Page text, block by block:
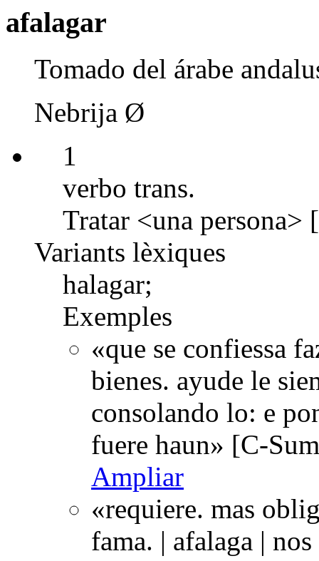
afalagar
Tomado del árabe
Nebrija Ø
1
verbo trans.
Tratar <una persona>
Variants lèxiques
halagar;
Exemples
«que se confiessa
bienes. ayude le
consolando lo: e
fuere haun» [C-
Ampliar
«requiere. mas
fama. | afalaga |